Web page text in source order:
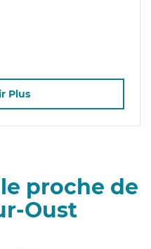
Plus
proche de
Oust